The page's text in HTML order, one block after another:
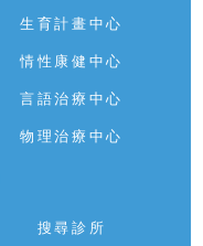
生育計畫中心
情性康健中心
言語治療中心
物理治療中心
搜尋診所